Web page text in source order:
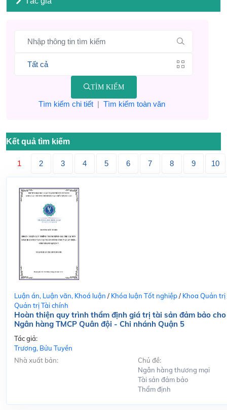
TÌM KIẾM
Tìm kiếm chi tiết| Tìm kiếm toàn văn
Kết quả tìm kiếm
1 2 3 4 5 6 7 8 9 10
Luận án, Luận văn, Khoá luận / Khóa luận Tốt nghiệp/ Khoa Quản trị
Quản trị Tài chính
Hoàn thiện quy trình thẩm định giá trị tài sản đảm bảo
Ngân hàng TMCP Quân đội - Chi nhánh Quận 5
Tác giả:
Trương, Bửu Tuyền
Nhà xuất bản:
Chủ đề:
Ngân hàng thương mại
Tài sản đảm bảo
Thẩm định